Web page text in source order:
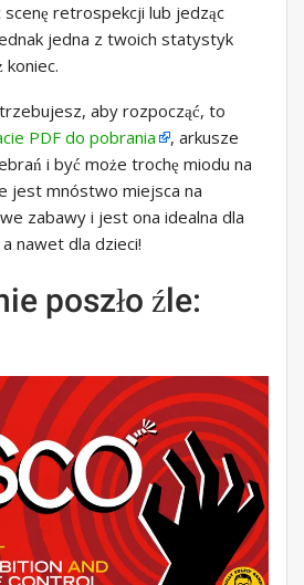
retrospekcji lub jedząc
jedna z twoich statystyk
koniec.
aby rozpocząć, to
PDF do pobrania
, arkusze
i być może trochę miodu na
jest mnóstwo miejsca na
zabawy i jest ona idealna dla
a nawet dla dzieci!
poszło źle: